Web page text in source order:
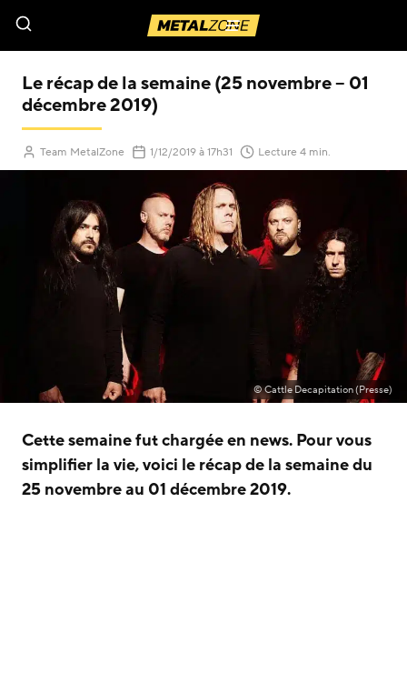
Menu
Le récap de la semaine (25 novembre – 01
décembre 2019)
Team MetalZone 1/12/2019(Mis à jour le )
à 17h31 Lecture 4 min.
© Cattle Decapitation (Presse)
Cette semaine fut chargée en news. Pour vous
simplifier la vie, voici le récap de la semaine du
25 novembre au 01 décembre 2019.